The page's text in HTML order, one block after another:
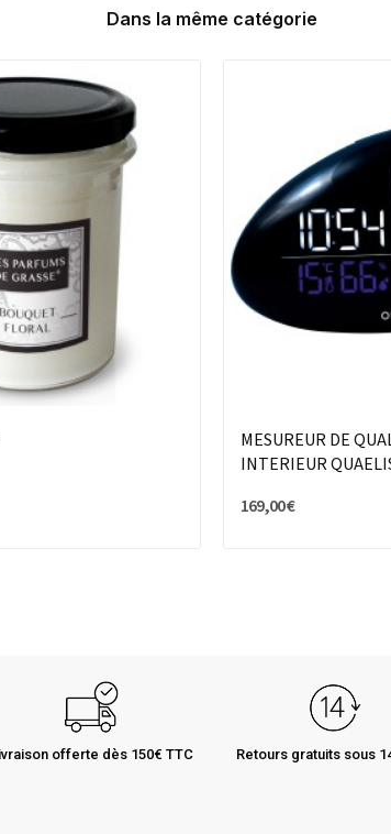
Dans la même catégorie
MESUREUR DE
INTERIEUR
169,00 €
offerte dès 150€ TTC Retours gratuits sous